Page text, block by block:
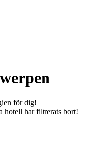
för dig!
hotell har filtrerats bort!